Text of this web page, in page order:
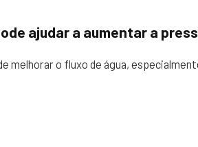
ajudar a aumentar a
melhorar o fluxo de água,